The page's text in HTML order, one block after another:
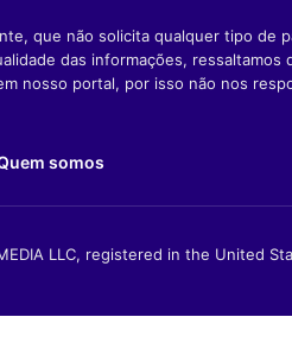
que não solicita qualquer tipo de
das informações,
nosso portal, por isso não nos
somos
LLC, registered in the United